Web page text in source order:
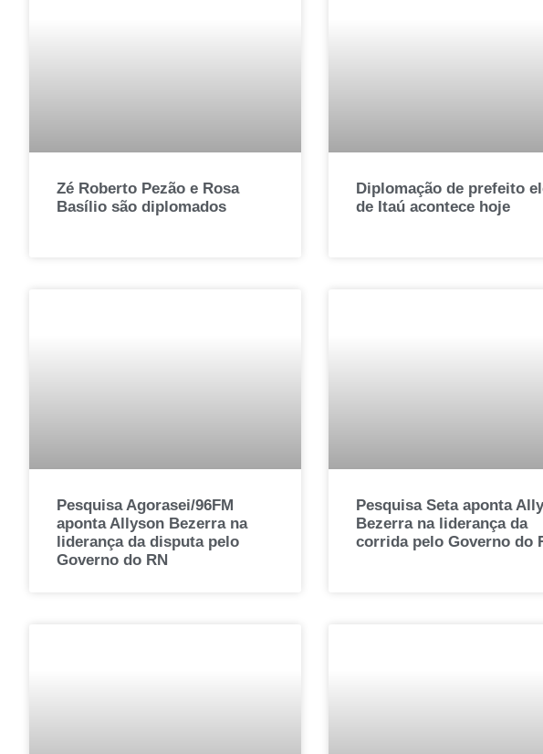
Zé Roberto Pezão e Rosa
Basílio são diplomados
Diplomação de prefeito
de Itaú acontece hoje
Pesquisa Agorasei/96FM
aponta Allyson Bezerra na
liderança da disputa pelo
Governo do RN
Pesquisa Seta aponta
Bezerra na liderança da
corrida pelo Governo do